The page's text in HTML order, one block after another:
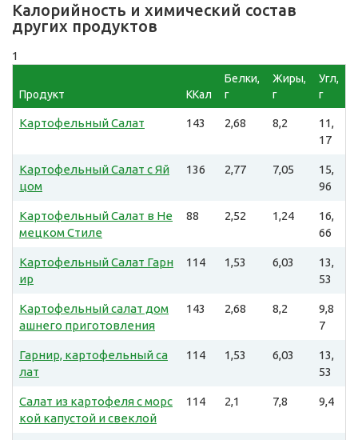
Калорийность и химический состав
других продуктов
1
Продукт ККал
Белки,
г
Жиры,
г
Угл,
г
Картофельный Салат 143 2,68 8,2
11,
17
Картофельный Салат с Яй
цом
136 2,77 7,05
15,
96
Картофельный Салат в Не
мецком Стиле
88 2,52 1,24
16,
66
Картофельный Салат Гарн
ир
114 1,53 6,03
13,
53
Картофельный салат дом
ашнего приготовления
143 2,68 8,2
9,8
7
Гарнир, картофельный са
лат
114 1,53 6,03
13,
53
Салат из картофеля с морс
кой капустой и свеклой
114 2,1 7,8 9,4